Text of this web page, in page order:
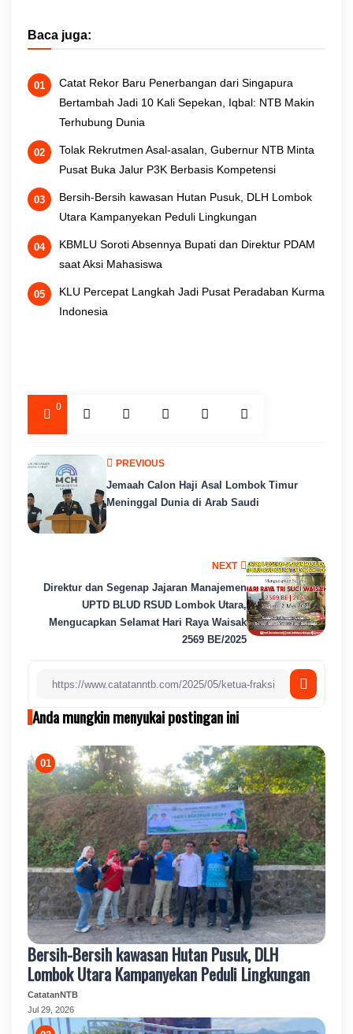
Baca juga:
Catat Rekor Baru Penerbangan dari Singapura
Bertambah Jadi 10 Kali Sepekan, Iqbal: NTB Makin
Terhubung Dunia
Tolak Rekrutmen Asal-asalan, Gubernur NTB Minta
Pusat Buka Jalur P3K Berbasis Kompetensi
Bersih-Bersih kawasan Hutan Pusuk, DLH Lombok
Utara Kampanyekan Peduli Lingkungan
KBMLU Soroti Absennya Bupati dan Direktur PDAM
saat Aksi Mahasiswa
KLU Percepat Langkah Jadi Pusat Peradaban Kurma
Indonesia
0
NEXT
Direktur dan Segenap Jajaran Manajemen
UPTD BLUD RSUD Lombok Utara,
Mengucapkan Selamat Hari Raya Waisak
2569 BE/2025
PREVIOUS
Jemaah Calon Haji Asal Lombok Timur
Meninggal Dunia di Arab Saudi
Anda mungkin menyukai postingan ini
Bersih-Bersih kawasan Hutan Pusuk, DLH
Lombok Utara Kampanyekan Peduli Lingkungan
CatatanNTB
Jul 29, 2026